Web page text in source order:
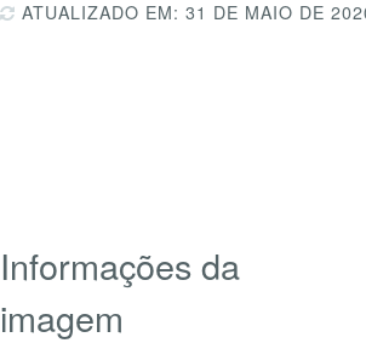
ATUALIZADO EM: 31 DE MAIO DE
Informações da
imagem